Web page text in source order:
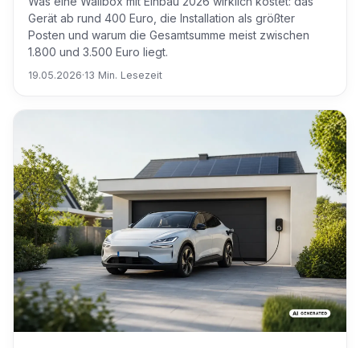
Gerät ab rund 400 Euro, die Installation als größter
Posten und warum die Gesamtsumme meist zwischen
1.800 und 3.500 Euro liegt.
19.05.2026·13 Min. Lesezeit